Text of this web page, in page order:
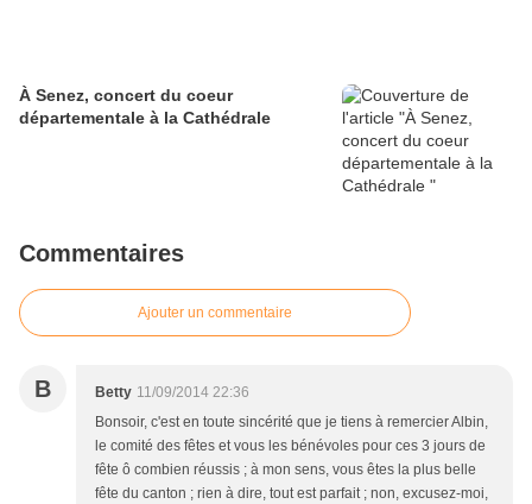
À Senez, concert du coeur
départementale à la Cathédrale
Commentaires
Ajouter un commentaire
B Betty 11/09/2014 22:36
Bonsoir, c'est en toute sincérité que je tiens à remercier Albin,
le comité des fêtes et vous les bénévoles pour ces 3 jours de
fête ô combien réussis ; à mon sens, vous êtes la plus belle
fête du canton ; rien à dire, tout est parfait ; non, excusez-moi,